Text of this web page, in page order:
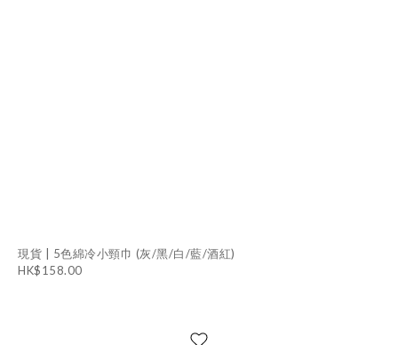
現貨 | 5色綿冷小頸巾 (灰/黑/白/藍/酒紅)
HK$158.00